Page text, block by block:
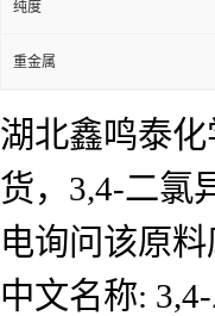
纯度
重金属
湖北鑫鸣泰
货，3,4-二氯
电询问该原料
中文名称: